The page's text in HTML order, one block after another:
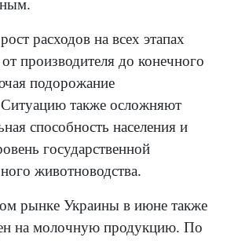
расходов на всех этапах
производителя до конечного
подорожание
Ситуацию также осложняют
способность населения и
государственной
животноводства.
рынке Украины в июне также
на молочную продукцию. По